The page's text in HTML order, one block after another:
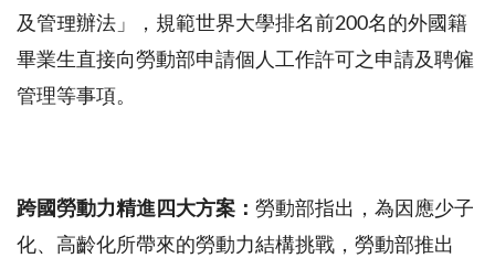
及管理辦法」，規範世界大學排名前200名的外國籍
畢業生直接向勞動部申請個人工作許可之申請及聘僱
管理等事項。
跨國勞動力精進四大方案： 勞動部指出，為因應少子
化、高齡化所帶來的勞動力結構挑戰，勞動部推出